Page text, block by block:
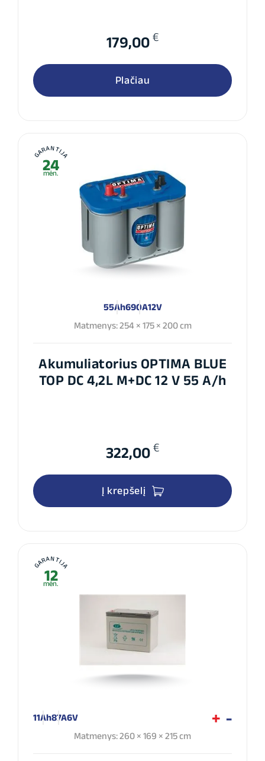
179,00 €
Plačiau
GARANTIJA
24
mėn.
55Ah690A12V
Matmenys: 254 × 175 × 200 cm
Akumuliatorius OPTIMA BLUE
TOP DC 4,2L M+DC 12 V 55 A/h
322,00 €
Į krepšelį
GARANTIJA
12
mėn.
11Ah87A6V
Matmenys: 260 × 169 × 215 cm